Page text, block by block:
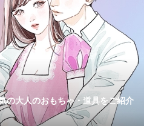
の大人のおもちゃ・道具をご紹介